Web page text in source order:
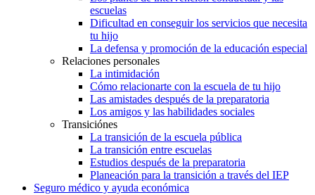
escuelas
Dificultad en conseguir los servicios que necesita
tu hijo
La defensa y promoción de la educación especial
Relaciones personales
La intimidación
Cómo relacionarte con la escuela de tu hijo
Las amistades después de la preparatoria
Los amigos y las habilidades sociales
Transiciónes
La transición de la escuela pública
La transición entre escuelas
Estudios después de la preparatoria
Planeación para la transición a través del IEP
Seguro médico y ayuda económica